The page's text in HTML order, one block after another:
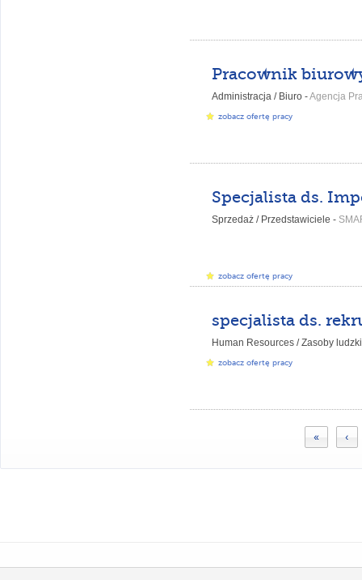
Administracja / Biuro -Agencja Pracy
zobacz ofertę pracy
Sprzedaż / Przedstawiciele -
zobacz ofertę pracy
specjalista ds.
Human Resources / Zasoby
zobacz ofertę pracy
« ‹